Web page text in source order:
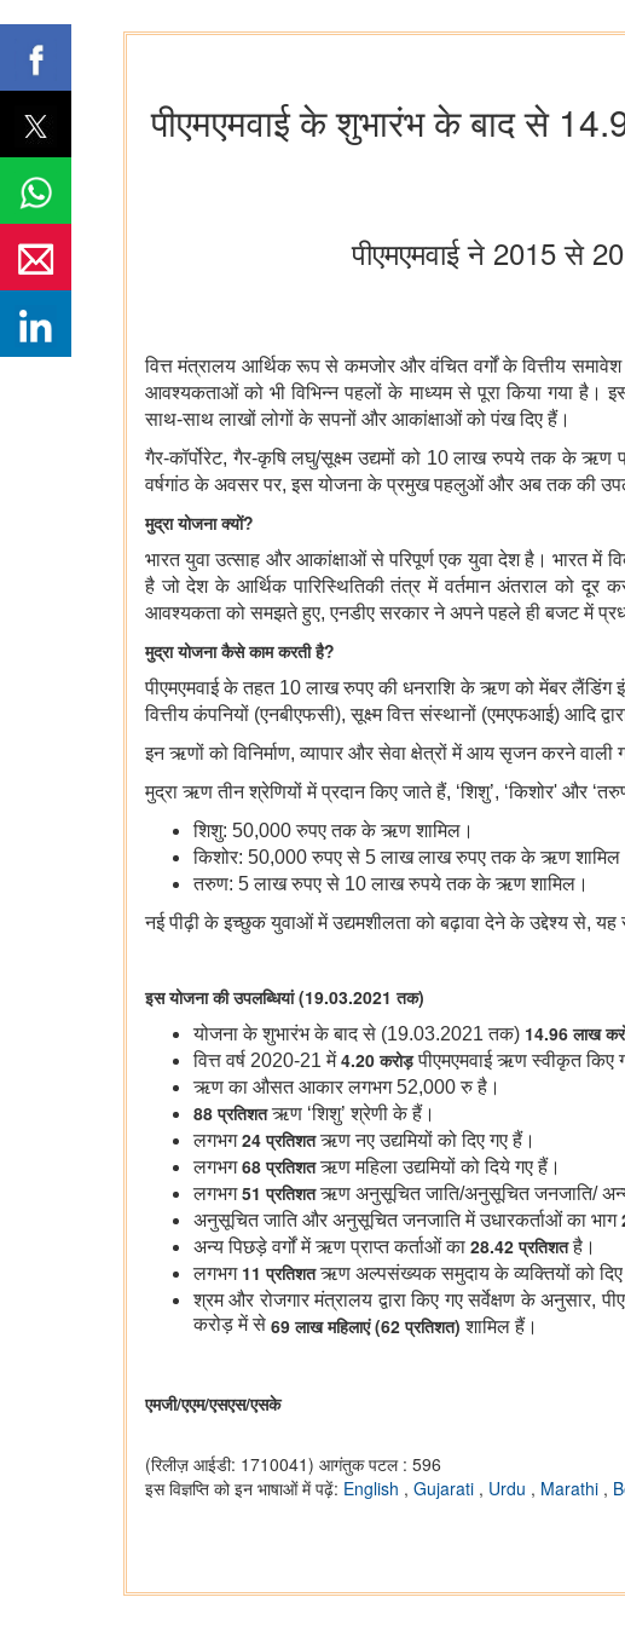
पीएमएमवाई के शुभारंभ के बाद से
पीएमएमवाई ने 2015 से
वित्त मंत्रालय आर्थिक रूप से कमजोर और वंचित वर्गों के वित्तीय समावेश
आवश्यकताओं को भी विभिन्न पहलों के माध्यम से पूरा किया गया है।
साथ-साथ लाखों लोगों के सपनों और आकांक्षाओं को पंख दिए हैं।
गैर-कॉर्पोरेट, गैर-कृषि लघु/सूक्ष्म उद्यमों को 10 लाख रुपये तक के ऋण
वर्षगांठ के अवसर पर, इस योजना के प्रमुख पहलुओं और अब तक की
मुद्रा योजना क्यों?
भारत युवा उत्साह और आकांक्षाओं से परिपूर्ण एक युवा देश है। भारत में
है जो देश के आर्थिक पारिस्थितिकी तंत्र में वर्तमान अंतराल को दूर
आवश्यकता को समझते हुए, एनडीए सरकार ने अपने पहले ही बजट में
मुद्रा योजना कैसे काम करती है?
पीएमएमवाई के तहत 10 लाख रुपए की धनराशि के ऋण को मेंबर लैंडिंग
वित्तीय कंपनियों (एनबीएफसी), सूक्ष्म वित्त संस्थानों (एमएफआई) आदि
इनऋणों को विनिर्माण, व्यापार और सेवा क्षेत्रों में आय सृजन करने वाली
मुद्रा ऋण तीन श्रेणियों मेंप्रदान किए जाते हैं, ‘शिशु’, ‘किशोर' और
शिशु: 50,000रुपए तक के ऋण शामिल।
किशोर: 50,000 रुपए से 5लाख लाख रुपए तक के ऋण
तरुण: 5लाख रुपए से 10लाख रुपयेतक के ऋण शामिल ।
नई पीढ़ी के इच्छुक युवाओं में उद्यमशीलता को बढ़ावा देने के उद्देश्य से, यह
इस योजना की उपलब्धियां (19.03.2021 तक)
योजना के शुभारंभ के बाद से (19.03.2021 तक) 14.96लाख
वित्त वर्ष 2020-21 में4.20करोड़ पीएमएमवाई ऋण स्वीकृत किए
ऋण का औसत आकार लगभग 52,000 रु है ।
88 प्रतिशत ऋण ‘शिशु’ श्रेणी के हैं ।
लगभग24 प्रतिशत ऋण नए उद्यमियों को दिए गए हैं ।
लगभग68 प्रतिशत ऋण महिला उद्यमियों को दिये गए है ं।
लगभग51 प्रतिशत ऋण अनुसूचित जाति/अनुसूचित जनजाति/
अनुसूचित जाति और अनुसूचित जनजाति में उधारकर्ताओं का भाग
अन्य पिछड़े वर्गों में ऋण प्राप्त कर्ताओंका 28.42 प्रतिशत है ।
लगभग 11 प्रतिशत ऋण अल्पसंख्यक समुदाय के व्यक्तियोंको
श्रम और रोजगार मंत्रालय द्वारा किए गए सर्वेक्षण के अनुसार,
करोड़ में से 69लाखमहिलाएं (62 प्रतिशत)शामिलहै ।
एमजी/एएम/एसएस/एसके
(रिलीज़ आईडी: 1710041) आगंतुक पटल : 596
इस विज्ञप्ति को इन भाषाओं में पढ़ें: English , Gujarati , Urdu , Marathi ,